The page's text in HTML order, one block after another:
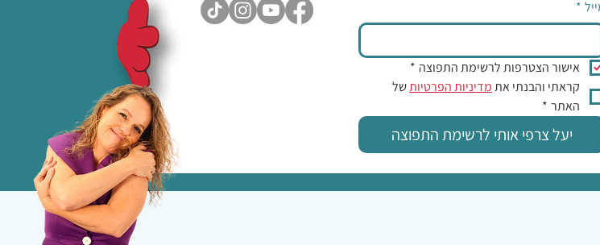
*
אישור הצטרפות לרשימת התפוצה *
קראתי והבנתי את מדיניות הפרטיות
האתר *
יעל צרפי אותי לרשימת התפוצה